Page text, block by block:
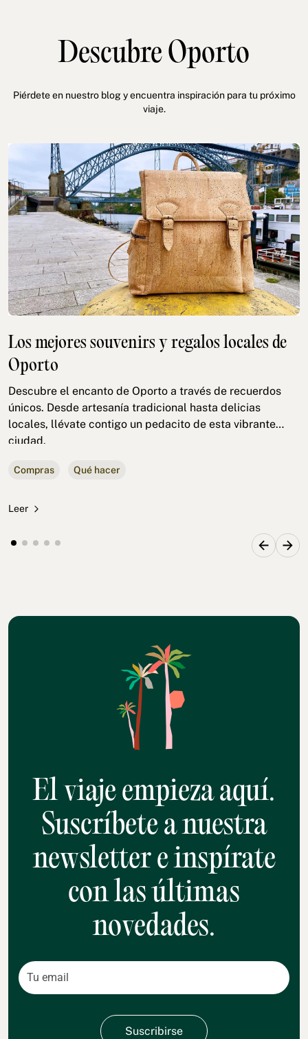
Descubre Oporto
Piérdete en nuestro blog y encuentra inspiración para tu próximo
viaje.
Los mejores souvenirs y regalos locales de
Oporto
Descubre el encanto de Oporto a través de recuerdos
únicos. Desde artesanía tradicional hasta delicias
locales, llévate contigo un pedacito de esta vibrante
ciudad.
Compras Qué hacer
Leer
El viaje empieza aquí.
Suscríbete a nuestra
newsletter e inspírate
con las últimas
novedades.